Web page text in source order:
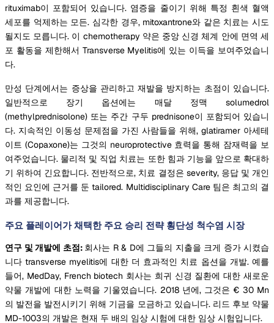
rituximab이 포함되어 있습니다. 염증을 줄이기 위해 특정 흰색 혈액
세포를 억제하는 모든. 심각한 경우, mitoxantrone와 같은 치료는 시도
될지도 모릅니다. 이 chemotherapy 약은 중앙 신경 체계 안에 면역 세
포 활동을 제한해서 Transverse Myelitis에 있는 이득을 보여주었습니
다.
만성 단계에서는 증상을 관리하고 재발을 방지하는 초점이 있습니다.
일반적으로 장기 옵션에는 매달 정맥 solumedrol
(methylprednisolone) 또는 주간 구두 prednisone이 포함되어 있습니
다. 지속적인 이동성 문제점을 가진 사람들을 위해, glatiramer 아세테
이트 (Copaxone)는 그것의 neuroprotective 효력을 통해 잠재력을 보
여주었습니다. 물리적 및 직업 치료는 또한 힘과 기능을 앞으로 확대하
기 위하여 긴요합니다. 전반적으로, 치료 결정은 severity, 응답 및 개인
적인 요인에 근거를 둔 tailored. Multidisciplinary Care 팀은 최고의 결
과를 제공합니다.
주요 플레이어가 채택한 주요 승리 전략 횡단성 척수염 시장
연구 및 개발에 초점: 회사는 R & D에 그들의 지출을 크게 증가 시켰습
니다 transverse myelitis에 대한 더 효과적인 치료 옵션을 개발. 예를
들어, MedDay, French biotech 회사는 희귀 신경 질환에 대한 새로운
약물 개발에 대한 노력을 기울였습니다. 2018 년에, 그것은 € 30 Mn
의 발전을 발전시키기 위해 기금을 모금하고 있습니다. 리드 후보 약물
MD-1003의 개발은 현재 두 배의 임상 시험에 대한 임상 시험입니다.